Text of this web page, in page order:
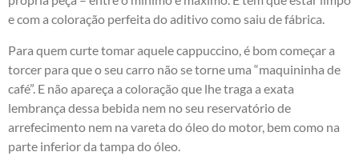
e com a coloração perfeita do aditivo como saiu de fábrica.
Para quem curte tomar aquele cappuccino, é bom começar a
torcer para que o seu carro não se torne uma “maquininha de
café”. E não apareça a coloração que lhe traga a exata
lembrança dessa bebida nem no seu reservatório de
arrefecimento nem na vareta do óleo do motor, bem como na
parte inferior da tampa do óleo.